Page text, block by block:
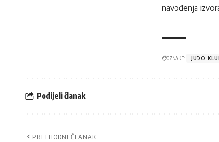
navođenja
OZNAKE: JUDO
Podijeli članak
PRETHODNI ČLANAK